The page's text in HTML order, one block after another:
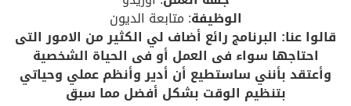
الوظيفة: متابعة الديون
قالوا عنا: البرنامج رائع أضاف لي الكثير من الامور التى
احتاجها سواء فى العمل أو فى الحياة الشخصية
وأعتقد بأنني ساستطيع أن أدير وأنظم عملي وحياتي
بتنظيم الوقت بشكل أفضل مما سبق